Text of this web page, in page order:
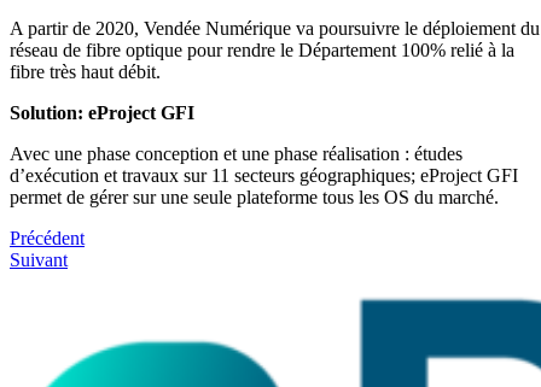
A partir de 2020, Vendée Numérique va poursuivre le déploiement du
réseau de fibre optique pour rendre le Département 100% relié à la
fibre très haut débit.
Solution: eProject GFI
Avec une phase conception et une phase réalisation : études
d’exécution et travaux sur 11 secteurs géographiques; eProject GFI
permet de gérer sur une seule plateforme tous les OS du marché.
Précédent
Suivant